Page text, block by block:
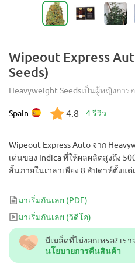
Wipeout Express
Seeds)
Heavyweight Seedsเป็นผู้หญิงการ
Spain 4.8 4 รีวิว
มีเมล็ดที่ไม่งอกเหรอ? เ
นโยบายการคืนสินค้า
Wipeout Express Auto จาก
เด่นของ Indica ที่ให้ผลผลิตสูงถึง
สิ้นภายในเวลาเพียง 8 สัปดาห์ตั้งแต่
ระดับ THC ที่วัดได้ประมาณ 20%
ผู้ใช้เข้าสู่โหมดสลีป แม้ว่าจะเปรียบ
Wipeout Express Auto มีให้ในรูปแ
มาเริ่มกันเลย (PDF)
มาเริ่มกันเลย (วิดีโอ)